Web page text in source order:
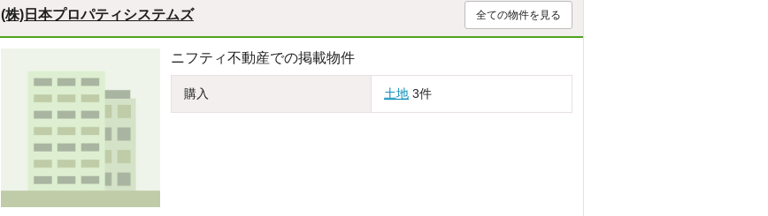
(株)日本プロパティシステムズ 全ての物件を見る
ニフティ不動産での掲載物件
購入 土地 3件